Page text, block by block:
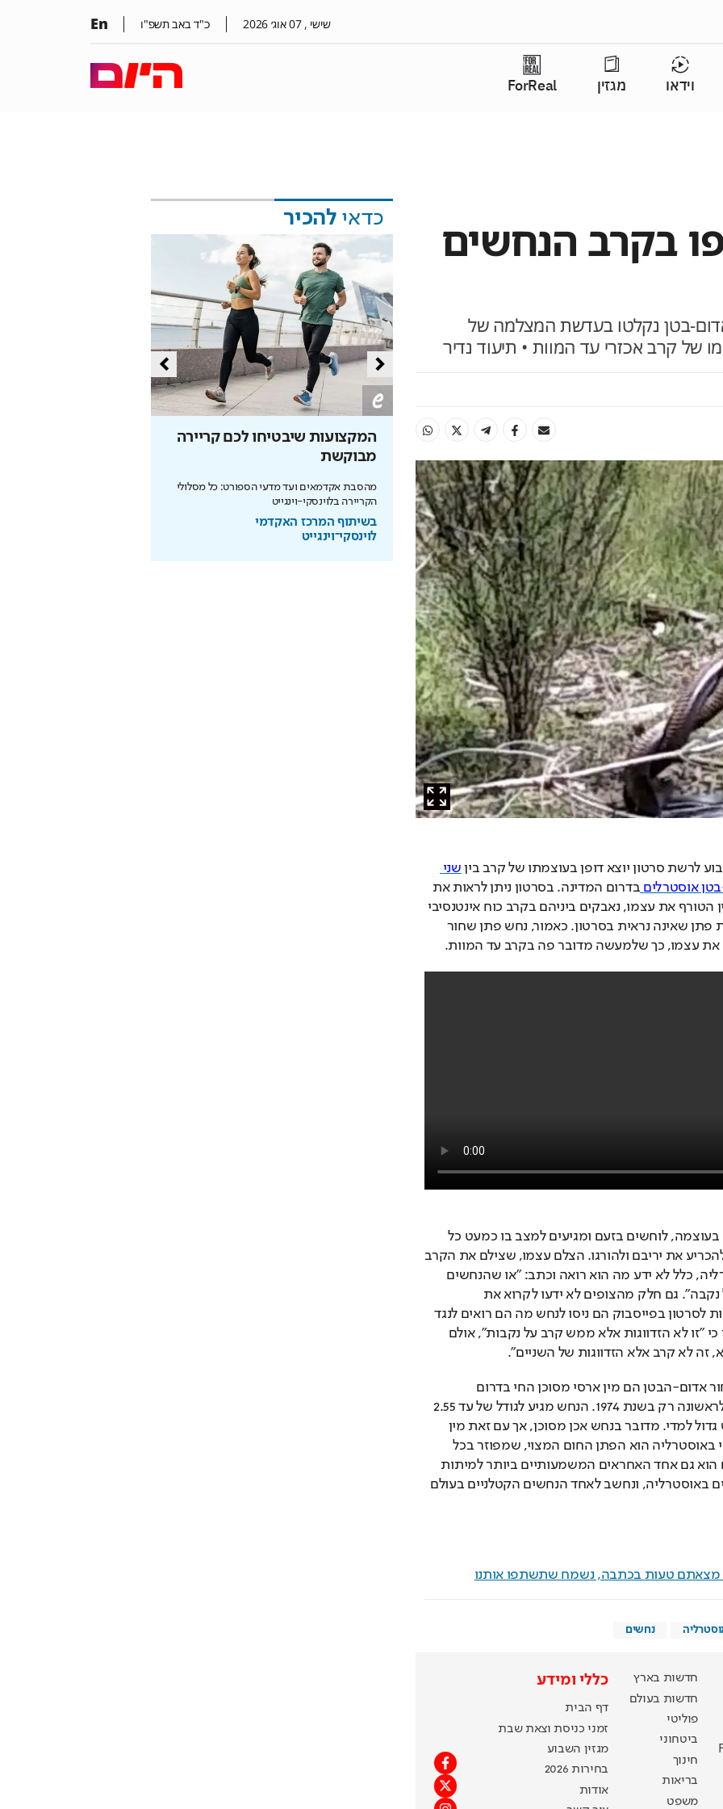
שישי , 07אוג׳ 2026 כ"ד באב תשפ"ו En
וידאו מגזין ForReal
בקרב הנחשים
בטן נקלטו בעדשת המצלמה של
של קרב אכזרי עד המוות • תיעוד נדיר
לרשת סרטון יוצא דופן בעוצמתו של קרב בין
אוסטרלים
את עצמו, כך שלמעשה מדובר פה בקרב עד המוות.
שני הנחשים, שמתלפפים בעוצמה, לוחשים בזעם ומגיעים למצב בו כמעט כל
הסיטואציה היטב, ובתגובות לסרטון בפייסבוק הם ניסו לנחש מה הם רואים לנגד
לא קרב אלא הזדווגות של השניים".
אוסטרליה, ואשר התגלה לראשונה רק בשנת 1974. הנחש מגיע לגודל של עד 2.55
הנחשים הארסי ביותר החי באוסטרליה הוא הפתן החום המצוי, שמפוזר בכל
מצאתם טעות בכתבה, נשמח שתשתפו אותנו
נחשים
חדשות בארץ
חדשות בעולם
פוליטי
ביטחוני
חינוך
בריאות
משפט
כללי ומידע
דף הבית
זמני כניסת וצאת שבת
מגזין השבוע
בחירות 2026
אודות
כדאי להכיר
המקצועות שיבטיחו לכם קריירה
מבוקשת
מהסבת אקדמאים ועד מדעי הספורט: כל מסלולי
הקריירה בלוינסקי-וינגייט
בשיתוף המרכז האקדמי
לוינסקי־וינגייט
הצצה לקמפוס שרוצה לשנות את
האקדמיה
שערי מדע ומשפט נוחת בהייטק של רעננה עם
מעבדות AI ותוכניות חדשות
בשיתוף המרכז האקדמי שערי מדע
ומשפט
נמשיך לראות